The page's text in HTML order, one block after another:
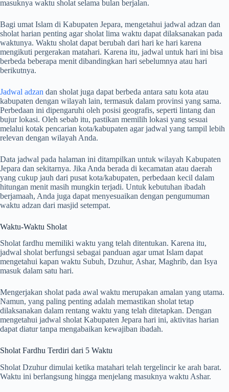
masuknya waktu sholat selama bulan berjalan.
Bagi umat Islam di Kabupaten Jepara, mengetahui jadwal adzan dan
sholat harian penting agar sholat lima waktu dapat dilaksanakan pada
waktunya. Waktu sholat dapat berubah dari hari ke hari karena
mengikuti pergerakan matahari. Karena itu, jadwal untuk hari ini bisa
berbeda beberapa menit dibandingkan hari sebelumnya atau hari
berikutnya.
Jadwal adzan dan sholat juga dapat berbeda antara satu kota atau
kabupaten dengan wilayah lain, termasuk dalam provinsi yang sama.
Perbedaan ini dipengaruhi oleh posisi geografis, seperti lintang dan
bujur lokasi. Oleh sebab itu, pastikan memilih lokasi yang sesuai
melalui kotak pencarian kota/kabupaten agar jadwal yang tampil lebih
relevan dengan wilayah Anda.
Data jadwal pada halaman ini ditampilkan untuk wilayah Kabupaten
Jepara dan sekitarnya. Jika Anda berada di kecamatan atau daerah
yang cukup jauh dari pusat kota/kabupaten, perbedaan kecil dalam
hitungan menit masih mungkin terjadi. Untuk kebutuhan ibadah
berjamaah, Anda juga dapat menyesuaikan dengan pengumuman
waktu adzan dari masjid setempat.
Waktu-Waktu Sholat
Sholat fardhu memiliki waktu yang telah ditentukan. Karena itu,
jadwal sholat berfungsi sebagai panduan agar umat Islam dapat
mengetahui kapan waktu Subuh, Dzuhur, Ashar, Maghrib, dan Isya
masuk dalam satu hari.
Mengerjakan sholat pada awal waktu merupakan amalan yang utama.
Namun, yang paling penting adalah memastikan sholat tetap
dilaksanakan dalam rentang waktu yang telah ditetapkan. Dengan
mengetahui jadwal sholat Kabupaten Jepara hari ini, aktivitas harian
dapat diatur tanpa mengabaikan kewajiban ibadah.
Sholat Fardhu Terdiri dari 5 Waktu
Sholat Dzuhur dimulai ketika matahari telah tergelincir ke arah barat.
Waktu ini berlangsung hingga menjelang masuknya waktu Ashar.